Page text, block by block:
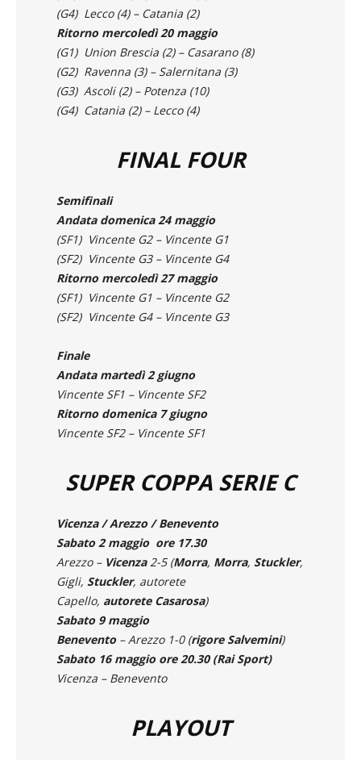
(G3) Potenza (10) – Ascoli (2)
(G4) Lecco (4) – Catania (2)
Ritorno mercoledì 20 maggio
(G1) Union Brescia (2) – Casarano (8)
(G2) Ravenna (3) – Salernitana (3)
(G3) Ascoli (2) – Potenza (10)
FINAL FOUR
Semifinali
Andata domenica 24 maggio
(SF1) Vincente G2 – Vincente G1
(SF2) Vincente G3 – Vincente G4
Ritorno mercoledì 27 maggio
(SF1) Vincente G1 – Vincente G2
Finale
Andata martedì 2 giugno
Vincente SF1 – Vincente SF2
Ritorno domenica 7 giugno
SUPER COPPA SERIE C
Vicenza / Arezzo / Benevento
Sabato 2 maggio ore 17.30
Arezzo –Vicenza2-5 (Morra
Gigli,Stuckler, autorete
Capello,autorete
Sabato 9 maggio
Benevento– Arezzo 1-0 (rigore Salvemini
Sabato 16 maggio ore 20.30 (Rai Sport)
PLAYOUT